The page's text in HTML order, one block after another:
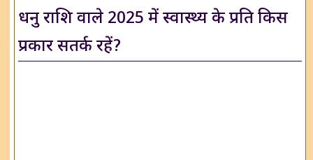
धनु राशि वाले 2025 में स्वास्थ्य के प्रति किस
प्रकार सतर्क रहें?